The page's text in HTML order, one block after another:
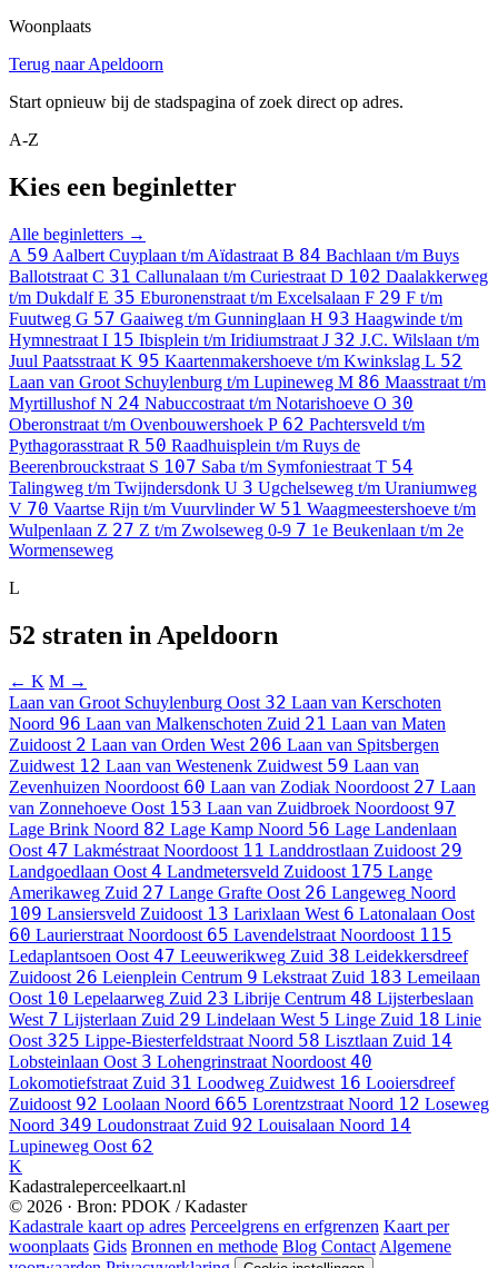
Woonplaats
Terug naar Apeldoorn
Start opnieuw bij de stadspagina of zoek direct op adres.
A-Z
Kies een beginletter
Alle beginletters →
A 59 Aalbert Cuyplaan t/m Aïdastraat B 84 Bachlaan t/m Buys
Ballotstraat C 31 Callunalaan t/m Curiestraat D 102 Daalakkerweg
t/m DukdalfE 35 Eburonenstraat t/m Excelsalaan F 29 F t/m
Fuutweg G 57 Gaaiweg t/m Gunninglaan H 93 Haagwinde t/m
Hymnestraat I 15 Ibisplein t/m Iridiumstraat J 32 J.C. Wilslaan t/m
Juul Paatsstraat K 95 Kaartenmakershoeve t/m Kwinkslag L 52
Laan van Groot Schuylenburg t/m Lupineweg M 86 Maasstraat t/m
MyrtillushofN 24 Nabuccostraat t/m Notarishoeve O 30
Oberonstraat t/m Ovenbouwershoek P 62 Pachtersveld t/m
Pythagorasstraat R 50 Raadhuisplein t/m Ruys de
Beerenbrouckstraat S 107 Saba t/m Symfoniestraat T 54
Talingweg t/m Twijndersdonk U 3 Ugchelseweg t/m Uraniumweg
V 70 Vaartse Rijn t/m VuurvlinderW 51 Waagmeestershoeve t/m
Wulpenlaan Z 27 Z t/m Zwolseweg 0-9 7 1e Beukenlaan t/m 2e
Wormenseweg
L
52 straten in Apeldoorn
← K M →
Laan van Groot Schuylenburg Oost 32 Laan van Kerschoten
Noord 96 Laan van Malkenschoten Zuid 21 Laan van Maten
Zuidoost 2 Laan van Orden West 206 Laan van Spitsbergen
Zuidwest 12 Laan van Westenenk Zuidwest 59 Laan van
Zevenhuizen Noordoost 60 Laan van Zodiak Noordoost 27 Laan
van Zonnehoeve Oost 153 Laan van Zuidbroek Noordoost 97
Lage Brink Noord 82 Lage Kamp Noord 56 Lage Landenlaan
Oost 47 Lakméstraat Noordoost 11 Landdrostlaan Zuidoost 29
Landgoedlaan Oost 4 Landmetersveld Zuidoost 175 Lange
Amerikaweg Zuid 27 Lange Grafte Oost 26 Langeweg Noord
109 Lansiersveld Zuidoost 13 Larixlaan West 6 Latonalaan Oost
60 Laurierstraat Noordoost 65 Lavendelstraat Noordoost 115
Ledaplantsoen Oost 47 Leeuwerikweg Zuid 38 Leidekkersdreef
Zuidoost 26 Leienplein Centrum 9 Lekstraat Zuid 183 Lemeilaan
Oost 10 Lepelaarweg Zuid 23 Librije Centrum 48 Lijsterbeslaan
West 7 Lijsterlaan Zuid 29 Lindelaan West 5 Linge Zuid 18 Linie
Oost 325 Lippe-Biesterfeldstraat Noord 58 Lisztlaan Zuid 14
Lobsteinlaan Oost 3 Lohengrinstraat Noordoost 40
Lokomotiefstraat Zuid 31 Loodweg Zuidwest 16 Looiersdreef
Zuidoost 92 Loolaan Noord 665 Lorentzstraat Noord 12 Loseweg
Noord 349 Loudonstraat Zuid 92 Louisalaan Noord 14
Lupineweg Oost 62
K
Kadastraleperceelkaart.nl
© 2026 · Bron: PDOK / Kadaster
Kadastrale kaart op adres Perceelgrens en erfgrenzen Kaart per
woonplaats Gids Bronnen en methode Blog ContactAlgemene